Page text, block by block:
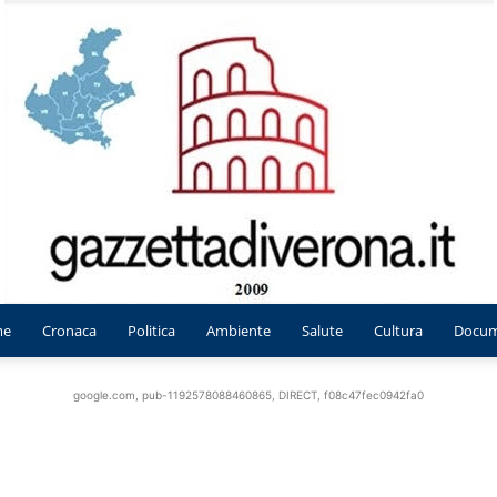
Cronaca Politica Ambiente Salute Cultura
google.com, pub-1192578088460865, DIRECT, f08c47fec0942fa0